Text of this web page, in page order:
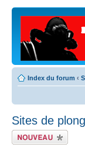
Index du forum ‹
Sites de
Écrire un nouveau
sujet